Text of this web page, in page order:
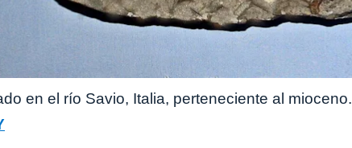
en el río Savio, Italia, perteneciente al mioceno.